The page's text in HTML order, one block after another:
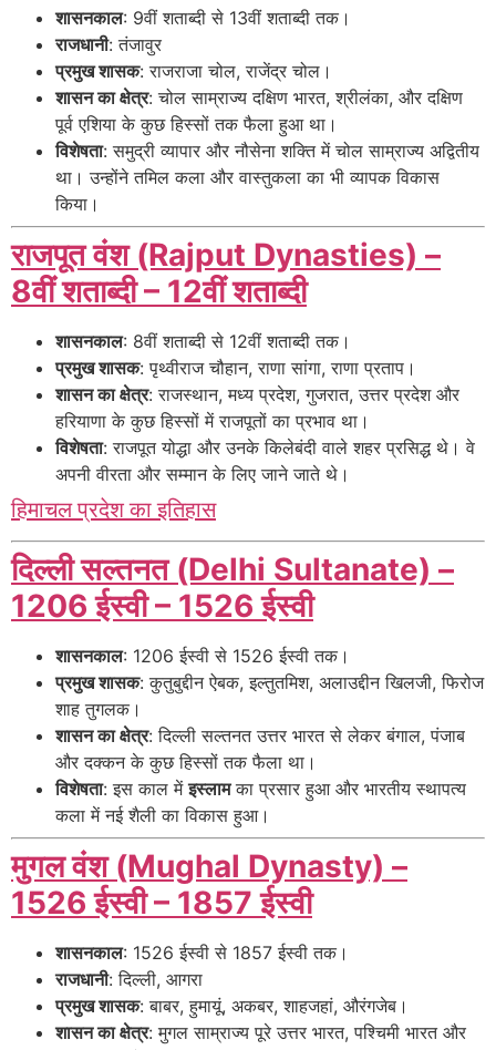
शासनकाल: 9वीं शताब्दी से 13वीं शताब्दी तक।
राजधानी: तंजावुर
प्रमुख शासक: राजराजा चोल, राजेंद्र चोल।
शासन का क्षेत्र: चोल साम्राज्य दक्षिण भारत, श्रीलंका, और दक्षिण
पूर्व एशिया के कुछ हिस्सों तक फैला हुआ था।
विशेषता: समुद्री व्यापार और नौसेना शक्ति में चोल साम्राज्य अद्वितीय
था। उन्होंने तमिल कला और वास्तुकला का भी व्यापक विकास
किया।
राजपूत वंश (Rajput Dynasties) –
8वीं शताब्दी – 12वीं शताब्दी
शासनकाल: 8वीं शताब्दी से 12वीं शताब्दी तक।
प्रमुख शासक: पृथ्वीराज चौहान, राणा सांगा, राणा प्रताप।
शासन का क्षेत्र: राजस्थान, मध्य प्रदेश, गुजरात, उत्तर प्रदेश और
हरियाणा के कुछ हिस्सों में राजपूतों का प्रभाव था।
विशेषता: राजपूत योद्धा और उनके किलेबंदी वाले शहर प्रसिद्ध थे। वे
अपनी वीरता और सम्मान के लिए जाने जाते थे।
हिमाचल प्रदेश का इतिहास
दिल्ली सल्तनत (Delhi Sultanate) –
1206 ईस्वी – 1526 ईस्वी
शासनकाल: 1206 ईस्वी से 1526 ईस्वी तक।
प्रमुख शासक: कुतुबुद्दीन ऐबक, इल्तुतमिश, अलाउद्दीन खिलजी, फिरोज
शाह तुगलक।
शासन का क्षेत्र: दिल्ली सल्तनत उत्तर भारत से लेकर बंगाल, पंजाब
और दक्कन के कुछ हिस्सों तक फैला था।
विशेषता: इस काल मेंइस्लामका प्रसार हुआ और भारतीय स्थापत्य
कला में नई शैली का विकास हुआ।
मुगल वंश (Mughal Dynasty) –
1526 ईस्वी – 1857 ईस्वी
शासनकाल: 1526 ईस्वी से 1857 ईस्वी तक।
राजधानी: दिल्ली, आगरा
प्रमुख शासक: बाबर, हुमायूं, अकबर, शाहजहां, औरंगजेब।
शासन का क्षेत्र: मुगल साम्राज्य पूरे उत्तर भारत, पश्चिमी भारत और